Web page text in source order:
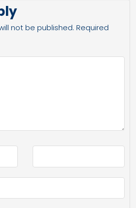
not be published. Required